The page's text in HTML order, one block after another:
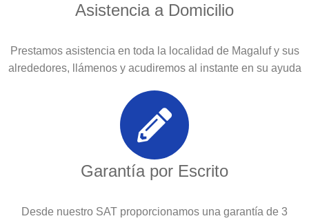
Asistencia a Domicilio
Prestamos asistencia en toda la localidad de Magaluf y sus
alrededores, llámenos y acudiremos al instante en su ayuda
Garantía por Escrito
Desde nuestro SAT proporcionamos una garantía de 3